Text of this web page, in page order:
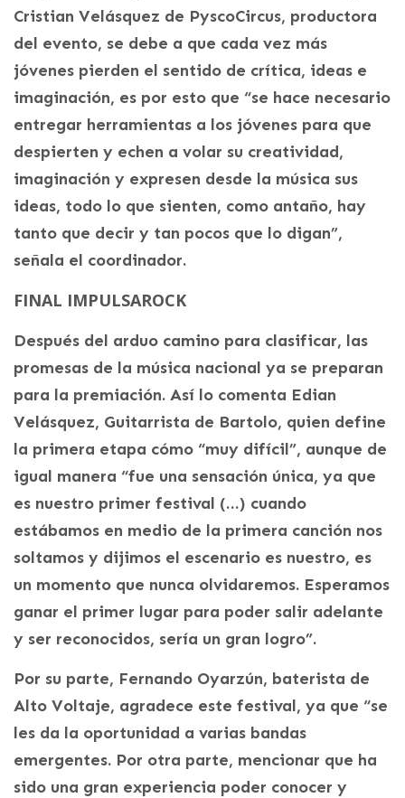
Cristian Velásquez de PyscoCircus, productora
del evento, se debe a que cada vez más
jóvenes pierden el sentido de crítica, ideas e
imaginación, es por esto que “se hace necesario
entregar herramientas a los jóvenes para que
despierten y echen a volar su creatividad,
imaginación y expresen desde la música sus
ideas, todo lo que sienten, como antaño, hay
tanto que decir y tan pocos que lo digan”,
señala el coordinador.
FINAL IMPULSAROCK
Después del arduo camino para clasificar, las
promesas de la música nacional ya se preparan
para la premiación. Así lo comenta Edian
Velásquez, Guitarrista de Bartolo, quien define
la primera etapa cómo “muy difícil”, aunque de
igual manera “fue una sensación única, ya que
es nuestro primer festival (…) cuando
estábamos en medio de la primera canción nos
soltamos y dijimos el escenario es nuestro, es
un momento que nunca olvidaremos. Esperamos
ganar el primer lugar para poder salir adelante
y ser reconocidos, sería un gran logro”.
Por su parte, Fernando Oyarzún, baterista de
Alto Voltaje, agradece este festival, ya que “se
les da la oportunidad a varias bandas
emergentes. Por otra parte, mencionar que ha
sido una gran experiencia poder conocer y